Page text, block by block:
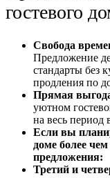
гостевого
Свобода
Предложение
стандарты без
продления по
Прямая
уютном
на весь период
Если вы
доме более
предложения:
Третий и